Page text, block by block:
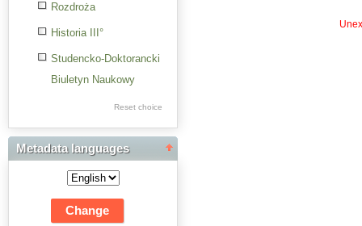
Rozdroża
Historia III°
Studencko-Doktorancki
Biuletyn Naukowy
Res Academicae
Science Project Scripts
Biuletyn Informacyjny
WSP w Częstochowie
Reset choice
Metadata languages